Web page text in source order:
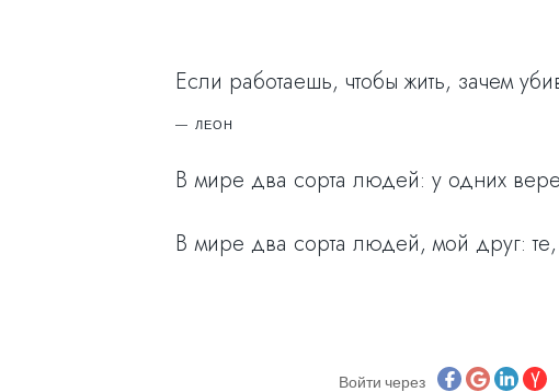
Если работаешь, чтобы жить, зачем
ЛЕОН
В мире два сорта людей: у одних
В мире два сорта людей, мой друг:
Войти через